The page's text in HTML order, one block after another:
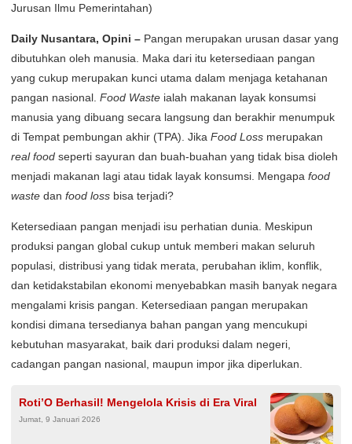
Jurusan Ilmu Pemerintahan)
Daily Nusantara, Opini – Pangan merupakan urusan dasar yang
dibutuhkan oleh manusia. Maka dari itu ketersediaan pangan
yang cukup merupakan kunci utama dalam menjaga ketahanan
pangan nasional. Food Waste ialah makanan layak konsumsi
manusia yang dibuang secara langsung dan berakhir menumpuk
di Tempat pembungan akhir (TPA). Jika Food Loss merupakan
real food seperti sayuran dan buah-buahan yang tidak bisa dioleh
menjadi makanan lagi atau tidak layak konsumsi. Mengapa food
waste dan food loss bisa terjadi?
Ketersediaan pangan menjadi isu perhatian dunia. Meskipun
produksi pangan global cukup untuk memberi makan seluruh
populasi, distribusi yang tidak merata, perubahan iklim, konflik,
dan ketidakstabilan ekonomi menyebabkan masih banyak negara
mengalami krisis pangan. Ketersediaan pangan merupakan
kondisi dimana tersedianya bahan pangan yang mencukupi
kebutuhan masyarakat, baik dari produksi dalam negeri,
cadangan pangan nasional, maupun impor jika diperlukan.
Roti’O Berhasil! Mengelola Krisis di Era Viral
Jumat, 9 Januari 2026